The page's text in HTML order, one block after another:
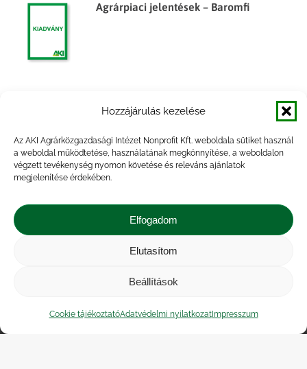
Hozzájárulás kezelése
Az AKI Agrárközgazdasági Intézet Nonprofit Kft. weboldala sütiket használ
a weboldal működtetése, használatának megkönnyítése, a weboldalon
végzett tevékenység nyomon követése és releváns ajánlatok
megjelenítése érdekében.
Elfogadom
Elutasítom
Beállítások
Cookie tájékoztatóAdatvédelmi nyilatkozatImpresszum
Agrárpiaci jelentések – Baromfi
Közérdekű adatok
| Adatvédelmi nyilatkozat
|